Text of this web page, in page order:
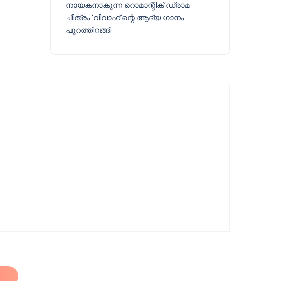
നായകനാകുന്ന റൊമാന്റിക് ഡ്രാമ
ചിത്രം ‘വിവാഹ്’ന്റെ ആദ്യ ഗാനം
പുറത്തിറങ്ങി